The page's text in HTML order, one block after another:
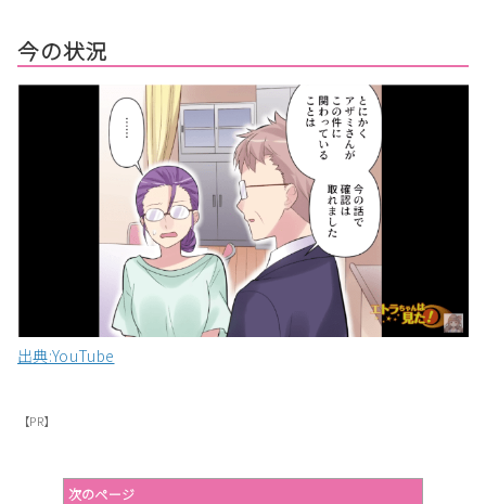
今の状況
出典:YouTube
【PR】
次のページ